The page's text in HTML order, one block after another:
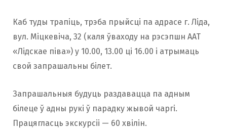
Каб туды трапіць, трэба прыйсці па адрасе г. Ліда,
вул. Міцкевіча, 32 (каля ўваходу на рэсэпшн ААТ
«Лідскае піва») у 10.00, 13.00 ці 16.00 і атрымаць
свой запрашальны білет.
Запрашальныя будуць раздавацца па адным
білеце ў адны рукі ў парадку жывой чаргі.
Працягласць экскурсіі — 60 хвілін.